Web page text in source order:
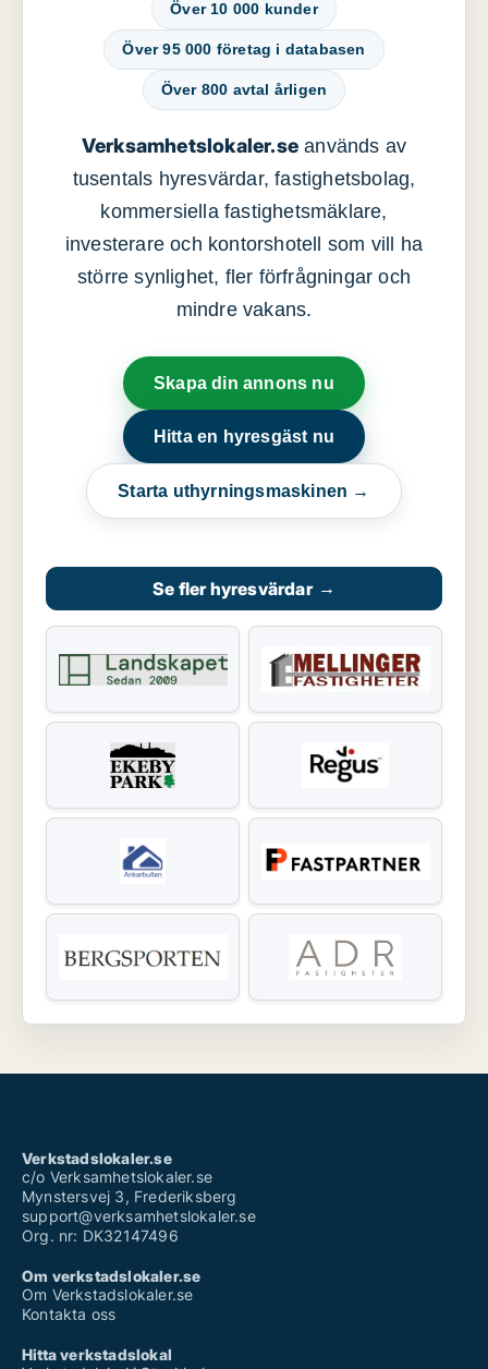
Över 10 000 kunder
Över 95 000 företag i databasen
Över 800 avtal årligen
Verksamhetslokaler.se används av
tusentals hyresvärdar, fastighetsbolag,
kommersiella fastighetsmäklare,
investerare och kontorshotell som vill ha
större synlighet, fler förfrågningar och
mindre vakans.
Skapa din annons nu
Hitta en hyresgäst nu
Starta uthyrningsmaskinen →
Se fler hyresvärdar →
Verkstadslokaler.se
c/o Verksamhetslokaler.se
Mynstersvej 3, Frederiksberg
support@verksamhetslokaler.se
Org. nr: DK32147496
Om verkstadslokaler.se
Om Verkstadslokaler.se
Kontakta oss
Hitta verkstadslokal